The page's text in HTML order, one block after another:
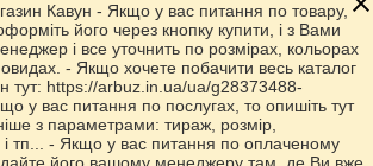
маркетплейсіProm.ua
Кавун - Якщо у вас питання по товару,
його через кнопку купити, і з Вами
і все уточнить по розмірах, кольорах
- Якщо хочете побачити весь каталог
тут: https://arbuz.in.ua/ua/g28373488-
у вас питання по послугах, то опишіть тут
з параметрами: тираж, розмір,
і тп... - Якщо у вас питання по оплаченому